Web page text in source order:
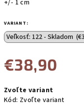
+/- 1 cm
VARIANT:
€38,90
cena:
Zvoľte variant
Kód: Zvoľte variant